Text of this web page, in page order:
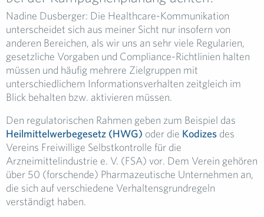
Nadine Dusberger: Die Healthcare-Kommunikation
unterscheidet sich aus meiner Sicht nur insofern von
anderen Bereichen, als wir uns an sehr viele Regularien,
gesetzliche Vorgaben und Compliance-Richtlinien halten
müssen und häufig mehrere Zielgruppen mit
unterschiedlichem Informationsverhalten zeitgleich im
Blick behalten bzw. aktivieren müssen.
Den regulatorischen Rahmen geben zum Beispiel das
Heilmittelwerbegesetz (HWG) oder die Kodizes des
Vereins Freiwillige Selbstkontrolle für die
Arzneimittelindustrie e. V. (FSA) vor. Dem Verein gehören
über 50 (forschende) Pharmazeutische Unternehmen an,
die sich auf verschiedene Verhaltensgrundregeln
verständigt haben.